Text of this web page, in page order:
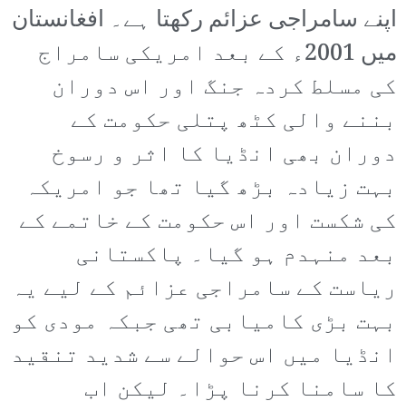
اپنے سامراجی عزائم رکھتا ہے۔ افغانستان
میں 2001ء کے بعد امریکی سامراج
کی مسلط کردہ جنگ اور اس دوران
بننے والی کٹھ پتلی حکومت کے
دوران بھی انڈیا کا اثر و رسوخ
بہت زیادہ بڑھ گیا تھا جو امریکہ
کی شکست اور اس حکومت کے خاتمے کے
بعد منہدم ہو گیا۔ پاکستانی
ریاست کے سامراجی عزائم کے لیے یہ
بہت بڑی کامیابی تھی جبکہ مودی کو
انڈیا میں اس حوالے سے شدید تنقید
کا سامنا کرنا پڑا۔ لیکن اب